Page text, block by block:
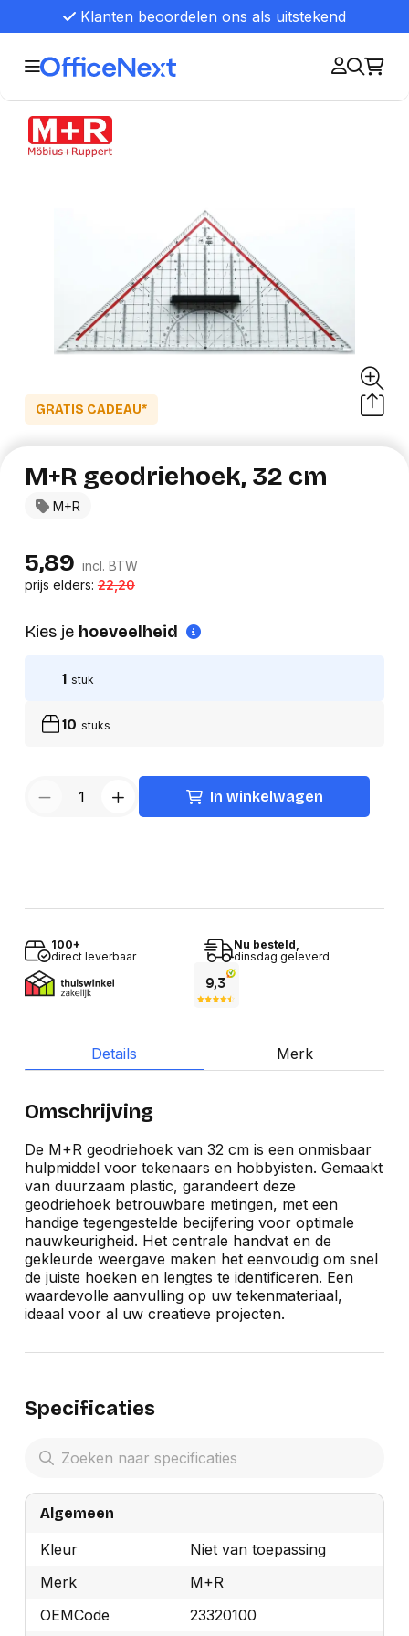
Klanten beoordelen ons als uitstekend
GRATIS CADEAU*
M+R
M+R geodriehoek, 32 cm
5,89 incl. BTW
prijs elders:22,20
Kies je hoeveelheid
1 stuk
10 stuks
In winkelwagen
100+
direct leverbaar
Nu besteld,
dinsdag geleverd
Details Merk
Omschrijving
De M+R geodriehoek van 32 cm is een onmisbaar
hulpmiddel voor tekenaars en hobbyisten. Gemaakt
van duurzaam plastic, garandeert deze
geodriehoek betrouwbare metingen, met een
handige tegengestelde becijfering voor optimale
nauwkeurigheid. Het centrale handvat en de
gekleurde weergave maken het eenvoudig om snel
de juiste hoeken en lengtes te identificeren. Een
waardevolle aanvulling op uw tekenmateriaal,
ideaal voor al uw creatieve projecten.
Specificaties
Algemeen
Kleur
Niet van toepassing
Merk
M+R
OEMCode
23320100